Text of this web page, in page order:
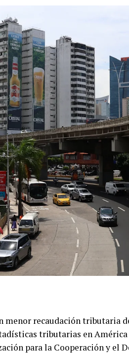
menor recaudación tributaria
tributarias en
para la Cooperación y el